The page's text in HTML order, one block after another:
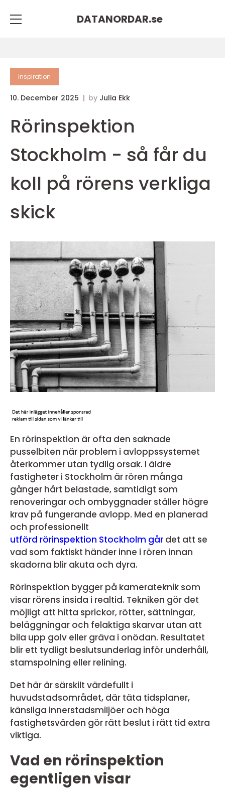
DATANORDAR.se
inspiration
10. December 2025 by Julia Ekk
Rörinspektion
Stockholm - så får du
koll på rörens verkliga
skick
En rörinspektion är ofta den saknade
pusselbiten när problem i avloppssystemet
återkommer utan tydlig orsak. I äldre
fastigheter i Stockholm är rören många
gånger hårt belastade, samtidigt som
renoveringar och ombyggnader ställer högre
krav på fungerande avlopp. Med en planerad
och professionellt
utförd rörinspektion Stockholm går det att se
vad som faktiskt händer inne i rören innan
skadorna blir akuta och dyra.
Rörinspektion bygger på kamerateknik som
visar rörens insida i realtid. Tekniken gör det
möjligt att hitta sprickor, rötter, sättningar,
beläggningar och felaktiga skarvar utan att
bila upp golv eller gräva i onödan. Resultatet
blir ett tydligt beslutsunderlag inför underhåll,
stamspolning eller relining.
Det här är särskilt värdefullt i
huvudstadsområdet, där täta tidsplaner,
känsliga innerstadsmiljöer och höga
fastighetsvärden gör rätt beslut i rätt tid extra
viktiga.
Vad en rörinspektion
egentligen visar